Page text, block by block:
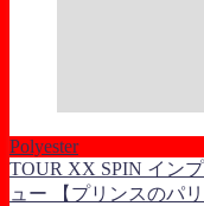
Polyester
TOUR XX SPIN イン
ュー 【プリンスのパ